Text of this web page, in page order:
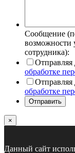
Сообщение
возможности
сотрудника):
Отправляя
обработке
обработке
Отправить
×
Данный сайт